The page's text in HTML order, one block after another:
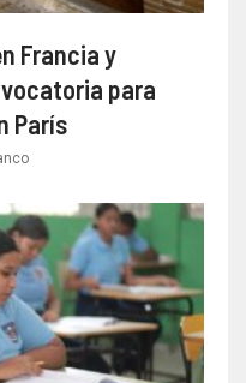
Francia y
para
París